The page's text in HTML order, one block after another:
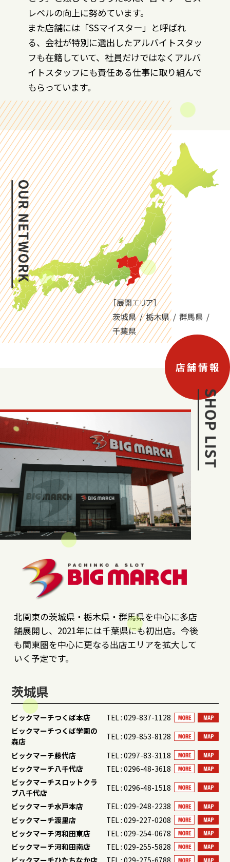
レベルの向上に努めています。
また店舗には「SSマイスター」と呼ばれ
る、会社が特別に選出したアルバイトスタッ
フも在籍していて、社員だけではなくアルバ
イトスタッフにも責任ある仕事に取り組んで
もらっています。
店 舗 情 報
北関東の茨城県・栃木県・群馬県を中心に多店
舗展開し、2021年には千葉県にも初出店。今後
も関東圏を中心に更なる出店エリアを拡大して
いく予定です。
茨城県
ビックマーチつくば本店
TEL : 029-837-1128
ビックマーチつくば学園の
森店
TEL : 029-853-8128
ビックマーチ藤代店
TEL : 0297-83-3118
ビックマーチ八千代店
TEL : 0296-48-3618
ビックマーチスロットクラ
ブ八千代店
TEL : 0296-48-1518
ビックマーチ水戸本店
TEL : 029-248-2238
ビックマーチ渡里店
TEL : 029-227-0208
ビックマーチ河和田東店
TEL : 029-254-0678
ビックマーチ河和田南店
TEL : 029-255-5828